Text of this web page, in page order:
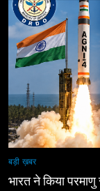
बड़ी ख़बर
भारत ने किया